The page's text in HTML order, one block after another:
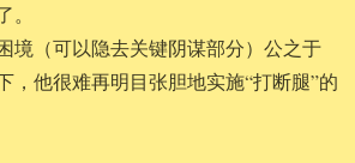
境（可以隐去关键阴谋部分）公之于
他很难再明目张胆地实施“打断腿”的